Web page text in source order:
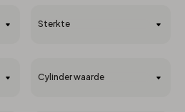
Sterkte
Cylinder waarde